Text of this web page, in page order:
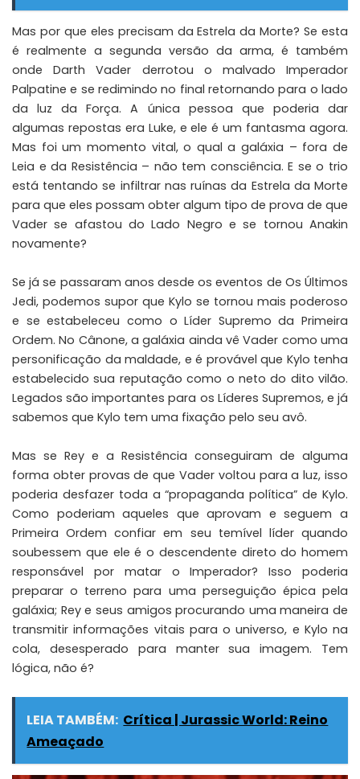
Mas por que eles precisam da Estrela da Morte? Se esta
é realmente a segunda versão da arma, é também
onde Darth Vader derrotou o malvado Imperador
Palpatine e se redimindo no final retornando para o lado
da luz da Força. A única pessoa que poderia dar
algumas repostas era Luke, e ele é um fantasma agora.
Mas foi um momento vital, o qual a galáxia – fora de
Leia e da Resistência – não tem consciência. E se o trio
está tentando se infiltrar nas ruínas da Estrela da Morte
para que eles possam obter algum tipo de prova de que
Vader se afastou do Lado Negro e se tornou Anakin
novamente?
Se já se passaram anos desde os eventos de Os Últimos
Jedi, podemos supor que Kylo se tornou mais poderoso
e se estabeleceu como o Líder Supremo da Primeira
Ordem. No Cânone, a galáxia ainda vê Vader como uma
personificação da maldade, e é provável que Kylo tenha
estabelecido sua reputação como o neto do dito vilão.
Legados são importantes para os Líderes Supremos, e já
sabemos que Kylo tem uma fixação pelo seu avô.
Mas se Rey e a Resistência conseguiram de alguma
forma obter provas de que Vader voltou para a luz, isso
poderia desfazer toda a “propaganda política” de Kylo.
Como poderiam aqueles que aprovam e seguem a
Primeira Ordem confiar em seu temível líder quando
soubessem que ele é o descendente direto do homem
responsável por matar o Imperador? Isso poderia
preparar o terreno para uma perseguição épica pela
galáxia; Rey e seus amigos procurando uma maneira de
transmitir informações vitais para o universo, e Kylo na
cola, desesperado para manter sua imagem. Tem
lógica, não é?
LEIA TAMBÉM: Crítica | Jurassic World: Reino
Ameaçado